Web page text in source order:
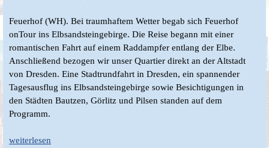
Feuerhof (WH). Bei traumhaftem Wetter begab sich Feuerhof
onTour ins Elbsandsteingebirge. Die Reise begann mit einer
romantischen Fahrt auf einem Raddampfer entlang der Elbe.
Anschließend bezogen wir unser Quartier direkt an der Altstadt
von Dresden. Eine Stadtrundfahrt in Dresden, ein spannender
Tagesausflug ins Elbsandsteingebirge sowie Besichtigungen in
den Städten Bautzen, Görlitz und Pilsen standen auf dem
Programm.
weiterlesen